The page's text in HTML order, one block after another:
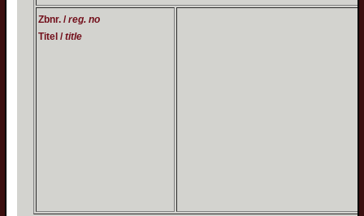
Zbnr. /reg. no
Titel /title